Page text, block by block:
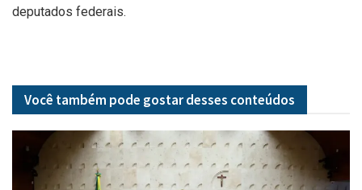
deputados federais.
Você também pode gostar desses conteúdos